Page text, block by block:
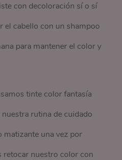
con decoloración sí o sí
el cabello con un shampoo
para mantener el color y
tinte color fantasía
rutina de cuidado
matizante una vez por
retocar nuestro color con